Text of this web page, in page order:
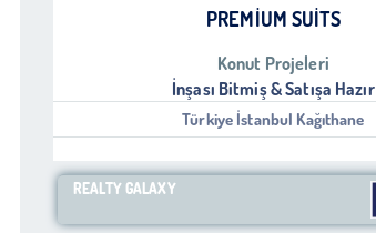
PREMIUM SUITS
Konut Projeleri
İnşası Bitmiş & Satışa Hazır
Türkiye İstanbul Kağıthane
REALTY GALAXY